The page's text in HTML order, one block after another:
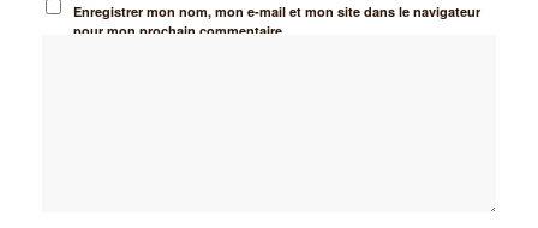
Enregistrer mon nom, mon e-mail et mon site dans le navigateur
pour mon prochain commentaire.